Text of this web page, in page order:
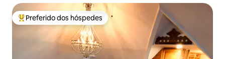
Entre os melhores preferidos dos hóspedes
Preferido dos hóspedes